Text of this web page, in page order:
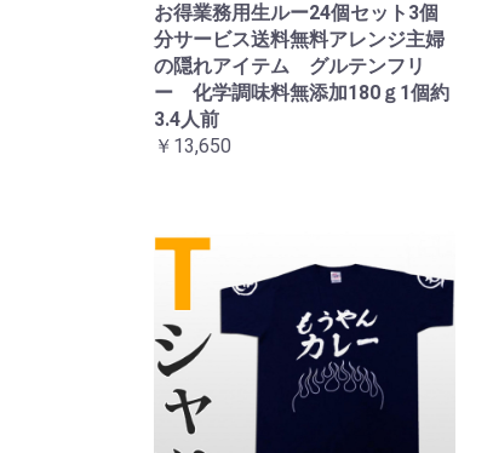
お得業務用生ルー24個セット3個
分サービス送料無料アレンジ主婦
の隠れアイテム グルテンフリ
ー 化学調味料無添加180ｇ1個約
3.4人前
￥13,650